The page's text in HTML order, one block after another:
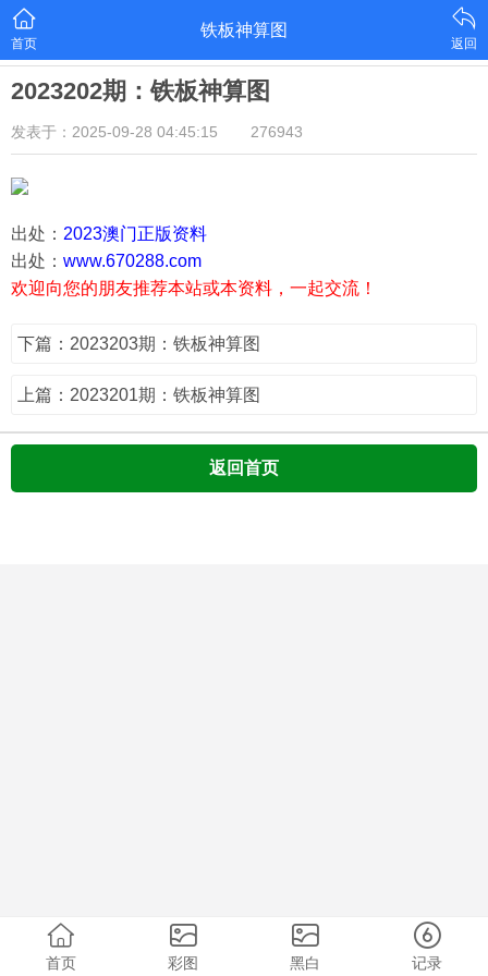
首页
铁板神算图
返回
2023202期：铁板神算图
发表于：2025-09-28 04:45:15 276943
出处： 2023澳门正版资料
出处： www.670288.com
欢迎向您的朋友推荐本站或本资料，一起交流！
下篇：2023203期：铁板神算图
上篇：2023201期：铁板神算图
返回首页
首页 彩图 黑白 记录